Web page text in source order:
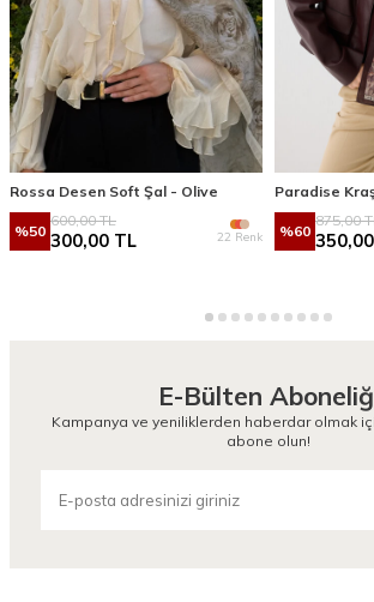
Rossa Desen Soft Şal - Olive
%50
600,00TL
300,00 TL 22 Renk
Paradise
%60
875,00
350,00
E-Bülten
Kampanya ve yeniliklerden haberdar olmak
abone olun!